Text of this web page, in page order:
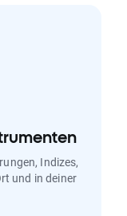
Indizes,
und in deiner